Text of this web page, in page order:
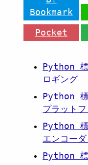
Bookmark
Pocket
Python
ロギング
Python
プラット
Python
エンコー
Python